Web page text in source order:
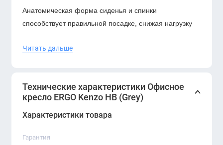
Анатомическая форма сиденья и спинки
способствует правильной посадке, снижая нагрузку
общий уровень комфорта, а надежный механизм
Читать дальше
Технические характеристики Офисное
кресло ERGO Kenzo HB (Grey)
Характеристики товара
Гарантия